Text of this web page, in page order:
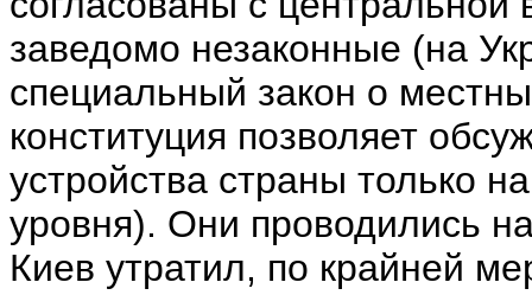
заведомо незаконные (на
специальный закон о
конституция позволяет
устройства страны только
уровня). Они проводились
Киев утратил, по крайней